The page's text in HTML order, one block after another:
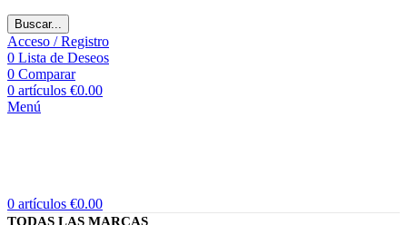
Buscar...
Acceso / Registro
0 Lista de Deseos
0 Comparar
0 artículos €0.00
Menú
0 artículos €0.00
TODAS LAS MARCAS